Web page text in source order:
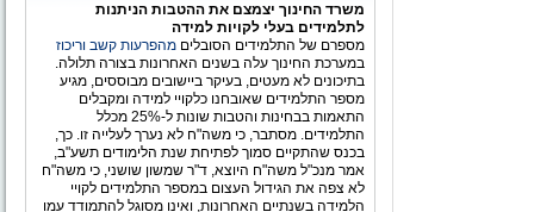
משרד החינוך יצמצם את ההטבות הניתנות
לתלמידים בעלי לקויות למידה
מספרם של התלמידים הסובלים מהפרעות קשב וריכוז
במערכת החינוך עלה בשנים האחרונות בצורה תלולה.
בתיכונים לא מעטים, בעיקר ביישובים מבוססים, מגיע
מספר התלמידים שאובחנו כלקויי למידה ומקבלים
התאמות בבחינות והטבות שונות ל-25% מכלל
התלמידים. מסתבר, כי משה"ח לא נערך לעלייה זו. כך,
בכנס שהתקיים סמוך לפתיחת שנת הלימודים תשע"ב,
אמר מנכ"ל משה"ח היוצא, ד"ר שמשון שושני, כי משה"ח
לא צפה את הגידול העצום במספר התלמידים לקויי
הלמידה בשנתיים האחרונות, ואינו מסוגל להתמודד עמו